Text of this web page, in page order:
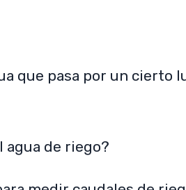
que pasa por un cierto
agua de riego?